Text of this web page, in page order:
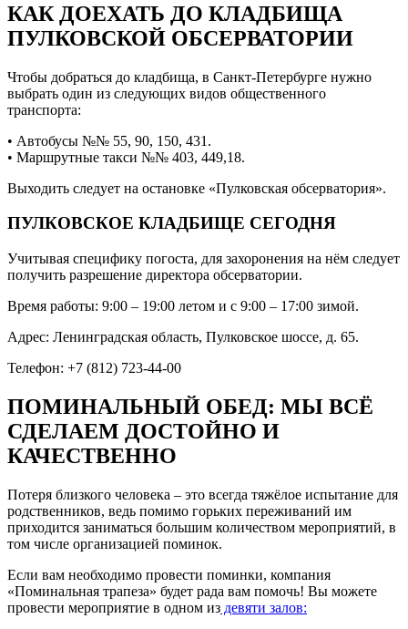
КАК ДОЕХАТЬ ДО КЛАДБИЩА
ПУЛКОВСКОЙ ОБСЕРВАТОРИИ
Чтобы добраться до кладбища, в Санкт-Петербурге нужно
выбрать один из следующих видов общественного
транспорта:
• Автобусы №№ 55, 90, 150, 431.
• Маршрутные такси №№ 403, 449,18.
Выходить следует на остановке «Пулковская обсерватория».
ПУЛКОВСКОЕ КЛАДБИЩЕ СЕГОДНЯ
Учитывая специфику погоста, для захоронения на нём следует
получить разрешение директора обсерватории.
Время работы: 9:00 – 19:00 летом и с 9:00 – 17:00 зимой.
Адрес: Ленинградская область, Пулковское шоссе, д. 65.
Телефон: +7 (812) 723-44-00
ПОМИНАЛЬНЫЙ ОБЕД: МЫ ВСЁ
СДЕЛАЕМ ДОСТОЙНО И
КАЧЕСТВЕННО
Потеря близкого человека – это всегда тяжёлое испытание для
родственников, ведь помимо горьких переживаний им
приходится заниматься большим количеством мероприятий, в
том числе организацией поминок.
Если вам необходимо провести поминки, компания
«Поминальная трапеза» будет рада вам помочь! Вы можете
провести мероприятие в одном из девяти залов: